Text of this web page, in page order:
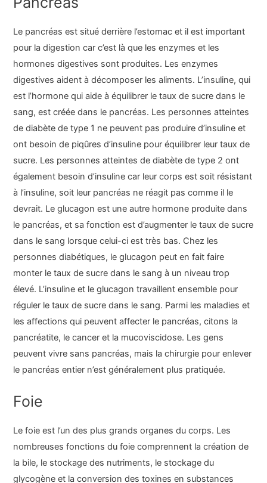
Le pancréas est situé derrière l’estomac et il est important
pour la digestion car c’est là que les enzymes et les
hormones digestives sont produites. Les enzymes
digestives aident à décomposer les aliments. L’insuline, qui
est l’hormone qui aide à équilibrer le taux de sucre dans le
sang, est créée dans le pancréas. Les personnes atteintes
de diabète de type 1 ne peuvent pas produire d’insuline et
ont besoin de piqûres d’insuline pour équilibrer leur taux de
sucre. Les personnes atteintes de diabète de type 2 ont
également besoin d’insuline car leur corps est soit résistant
à l’insuline, soit leur pancréas ne réagit pas comme il le
devrait. Le glucagon est une autre hormone produite dans
le pancréas, et sa fonction est d’augmenter le taux de sucre
dans le sang lorsque celui-ci est très bas. Chez les
personnes diabétiques, le glucagon peut en fait faire
monter le taux de sucre dans le sang à un niveau trop
élevé. L’insuline et le glucagon travaillent ensemble pour
réguler le taux de sucre dans le sang. Parmi les maladies et
les affections qui peuvent affecter le pancréas, citons la
pancréatite, le cancer et la mucoviscidose. Les gens
peuvent vivre sans pancréas, mais la chirurgie pour enlever
le pancréas entier n’est généralement plus pratiquée.
Foie
Le foie est l’un des plus grands organes du corps. Les
nombreuses fonctions du foie comprennent la création de
la bile, le stockage des nutriments, le stockage du
glycogène et la conversion des toxines en substances